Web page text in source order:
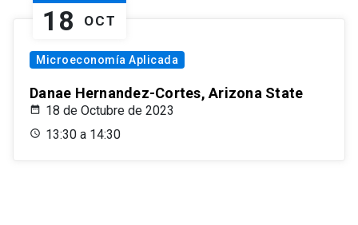
18 OCT
Microeconomía Aplicada
Danae Hernandez-Cortes, Arizona State
18 de Octubre de 2023
13:30 a 14:30